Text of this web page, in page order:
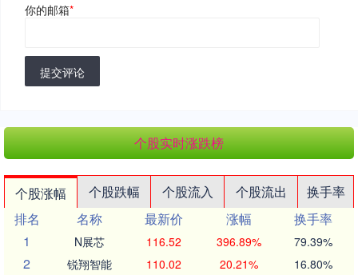
你的邮箱*
提交评论
个股实时涨跌榜
个股涨幅 个股跌幅 个股流入 个股流出
换手率
排名
名称 最新价 涨幅
换手率
1
N展芯 116.52 396.89% 79.39%
2 锐翔智能 110.02 20.21% 16.80%